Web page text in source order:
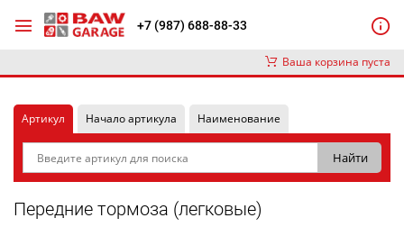
+7 (987) 688-88-33
Ваша корзина пуста
Артикул Начало артикула Наименование
Передние тормоза (легковые)